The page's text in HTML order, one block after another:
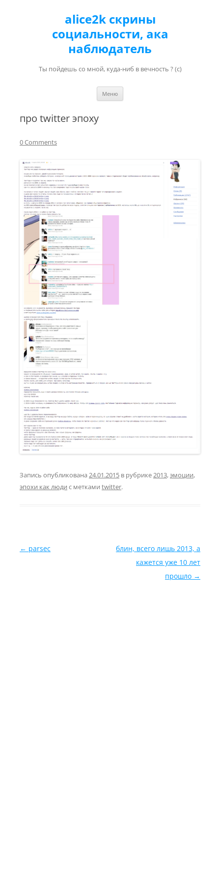
alice2k скрины
социальности, ака
наблюдатель
Ты пойдешь со мной, куда-ниб в вечность ? (с)
Меню
про twitter эпоху
0 Comments
Запись опубликована 24.01.2015 в рубрике2013,эмоции,
эпохи как люди с метками twitter.
Навигация по записям
← parsec
блин, всего лишь 2013, а
кажется уже 10 лет
прошло →